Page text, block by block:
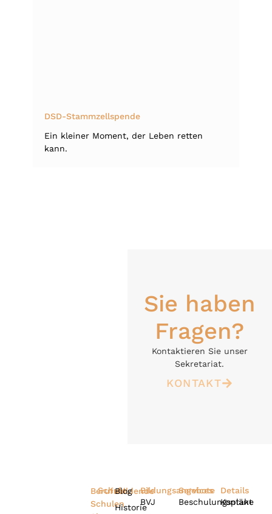
DSD-Stammzellspende
Ein kleiner Moment, der Leben retten
kann.
Sie haben
Fragen?
Kontaktieren Sie unser
Sekretariat.
KONTAKT
Berufsbildende
Schulen
Schule
Blog
Historie
Bildungsangebote
BVJ
Services
Beschulungspläne
Details
Kontakt